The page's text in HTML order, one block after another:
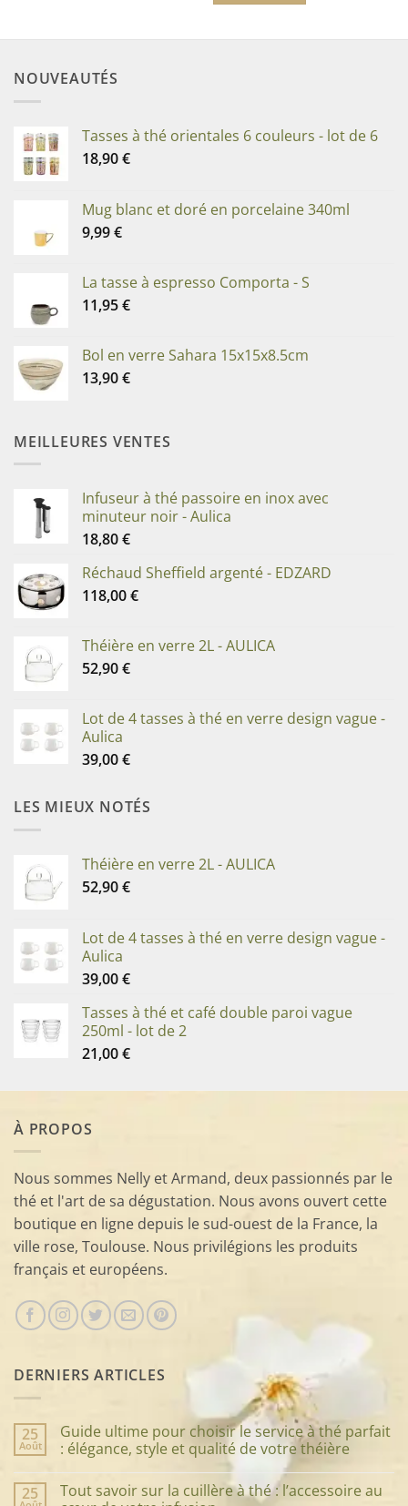
NOUVEAUTÉS
Tasses à thé orientales 6 couleurs - lot de 6
18,90€
Mug blanc et doré en porcelaine 340ml
9,99€
La tasse à espresso Comporta - S
11,95€
Bol en verre Sahara 15x15x8.5cm
13,90€
MEILLEURES VENTES
Infuseur à thé passoire en inox avec
minuteur noir - Aulica
18,80€
Réchaud Sheffield argenté - EDZARD
118,00€
Théière en verre 2L - AULICA
52,90€
Lot de 4 tasses à thé en verre design vague -
Aulica
39,00€
LES MIEUX NOTÉS
Théière en verre 2L - AULICA
52,90€
Lot de 4 tasses à thé en verre design vague -
Aulica
39,00€
Tasses à thé et café double paroi vague
250ml - lot de 2
21,00€
À PROPOS
Nous sommes Nelly et Armand, deux passionnés par le
thé et l'art de sa dégustation. Nous avons ouvert cette
boutique en ligne depuis le sud-ouest de la France, la
ville rose, Toulouse. Nous privilégions les produits
français et européens.
DERNIERS ARTICLES
25
Août
Guide ultime pour choisir le service à thé parfait
: élégance, style et qualité de votre théière
sur
Guide
25
Tout savoir sur la cuillère à thé : l’accessoire au